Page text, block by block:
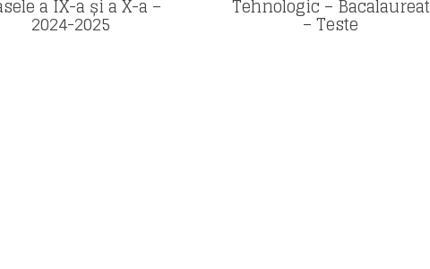
a IX-a și a X-a –
2024-2025
Tehnologic – Bacalaureat
– Teste